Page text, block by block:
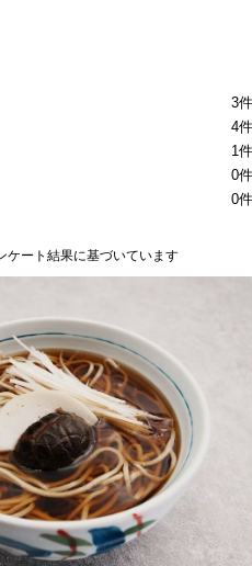
3件
4件
1件
0件
0件
ート結果に基づいています